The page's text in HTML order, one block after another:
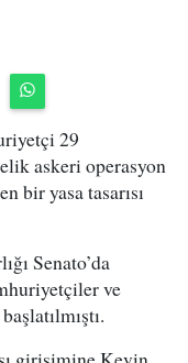
29
askeri operasyon
bir yasa tasarısı
Senato’da
ve